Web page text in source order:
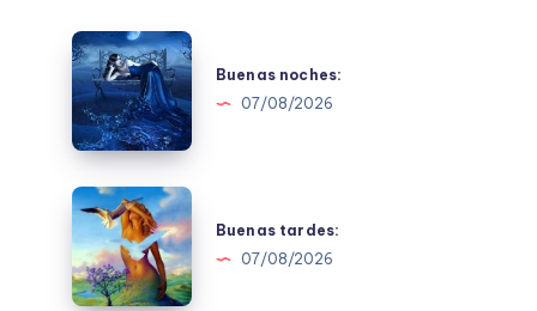
Buenas
noches:
Buenas noches:
07/08/2026
Buenas
tardes:
Buenas tardes:
07/08/2026